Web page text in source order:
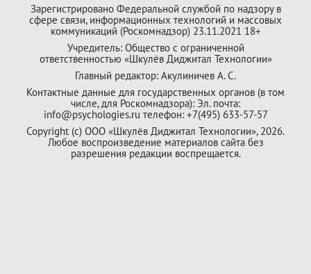
Зарегистрировано Федеральной службой по надзору в
сфере связи, информационных технологий и массовых
коммуникаций (Роскомнадзор) 23.11.2021 18+
Учредитель: Общество с ограниченной
ответственностью «Шкулёв Диджитал Технологии»
Главный редактор: Акулиничев А. С.
Контактные данные для государственных органов (в том
числе, для Роскомнадзора): Эл. почта:
info@psychologies.ru телефон: +7(495) 633-57-57
Copyright (с) ООО «Шкулёв Диджитал Технологии», 2026.
Любое воспроизведение материалов сайта без
разрешения редакции воспрещается.